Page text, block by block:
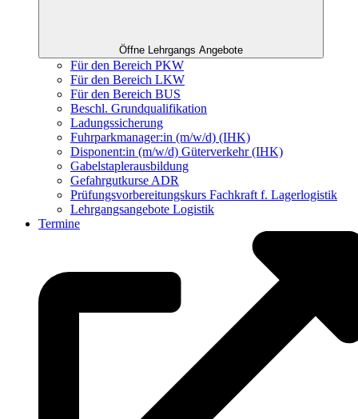
Öffne Lehrgangs Angebote
Für den Bereich PKW
Für den Bereich LKW
Für den Bereich BUS
Beschl. Grundqualifikation
Ladungssicherung
Fuhrparkmanager:in (m/w/d) (IHK)
Disponent:in (m/w/d) Güterverkehr (IHK)
Gabelstaplerausbildung
Gefahrgutkurse ADR
Prüfungsvorbereitungskurs Fachkraft f. Lagerlogistik
Lehrgangsangebote Logistik
Termine